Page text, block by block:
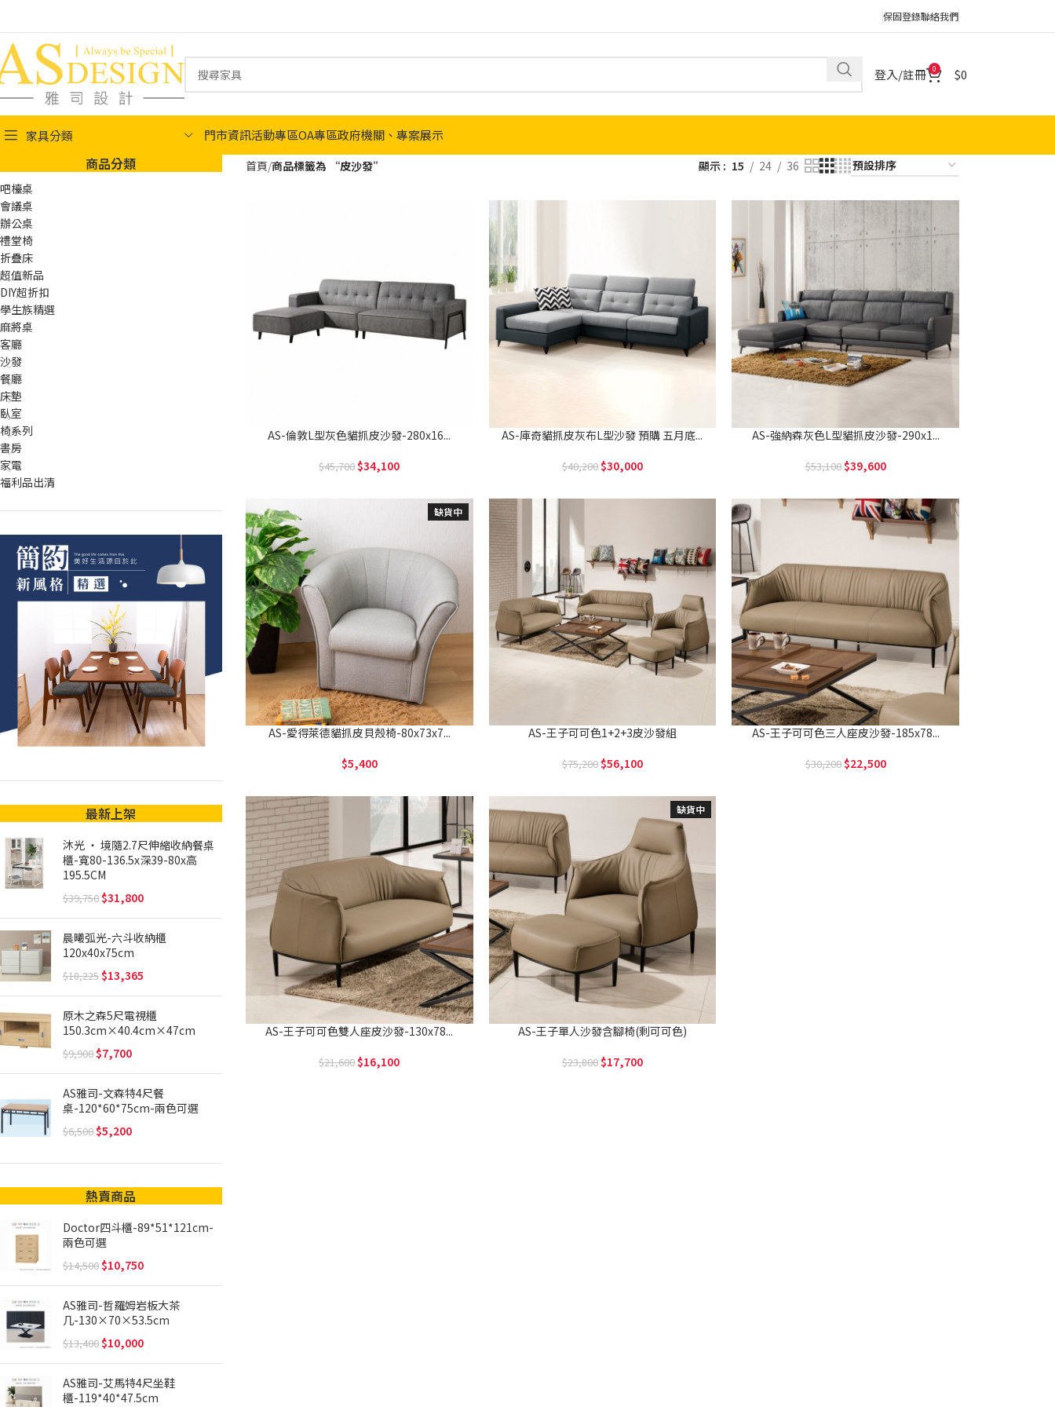
保固登錄聯絡我們
登入/註冊 0 0
家具分類 門市資訊活動專區OA專區政府機關、專案展示
商品分類
吧檯桌
會議桌
辦公桌
禮堂椅
折疊床
超值新品
DIY超折扣
學生族精選
麻將桌
客廳
沙發
餐廳
床墊
臥室
椅系列
書房
家電
福利品出清
最新上架
沐光 ‧ 境隨2.7尺伸縮收納餐桌
櫃-寬80-136.5x深39-80x高
195.5CM
39,750 31,800
晨曦弧光-六斗收納櫃
120x40x75cm
18,225 13,365
原木之森5尺電視櫃
150.3cm×40.4cm×47cm
9,900 7,700
AS雅司-文森特4尺餐
桌-120*60*75cm-兩色可選
6,500 5,200
熱賣商品
Doctor四斗櫃-89*51*121cm-
兩色可選
14,500 10,750
AS雅司-哲羅姆岩板大茶
几-130×70×53.5cm
13,400 10,000
AS雅司-艾馬特4尺坐鞋
櫃-119*40*47.5cm
首頁 商品標籤為 “皮沙發” 顯示 15 24 36
AS-倫敦L型灰色貓抓皮沙發-280x16...
45,700 34,100
AS-庫奇貓抓皮灰布L型沙發 預購 五月底...
40,200 30,000
AS-強納森灰色L型貓抓皮沙發-290x1...
53,100 39,600
缺貨中
AS-愛得萊德貓抓皮貝殼椅-80x73x7...
5,400
AS-王子可可色1+2+3皮沙發組
75,200 56,100
AS-王子可可色三人座皮沙發-185x78...
30,200 22,500
AS-王子可可色雙人座皮沙發-130x78...
21,600 16,100
缺貨中
AS-王子單人沙發含腳椅(剩可可色)
23,800 17,700